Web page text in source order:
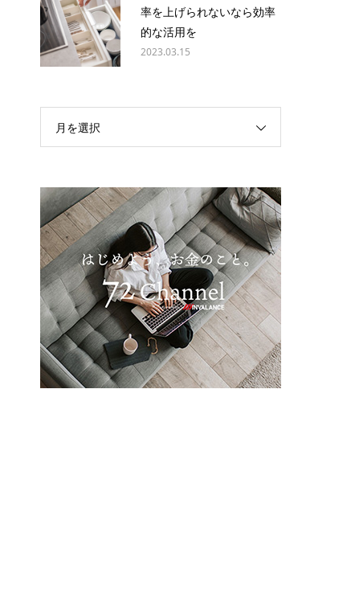
率を上げられないなら効率
的な活用を
2023.03.15
月を選択